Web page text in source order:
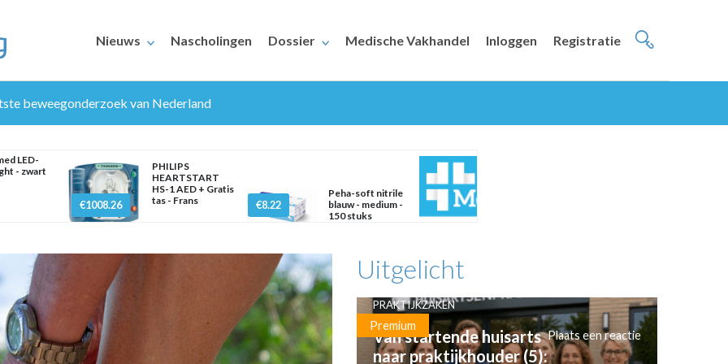
Nieuws Nascholingen Dossier Medische Vakhandel Inloggen Registratie
beweegonderzoek van Nederland
LED-
- zwart
€1008.26
PHILIPS
HEARTSTART
HS-1 AED + Gratis
tas - Frans
€8.22
Peha-soft nitrile
blauw - medium -
150 stuks
Uitgelicht
Premium
PRAKTIJKZAKEN
Van startende huisarts
naar praktijkhouder (5):
Plaats een reactie